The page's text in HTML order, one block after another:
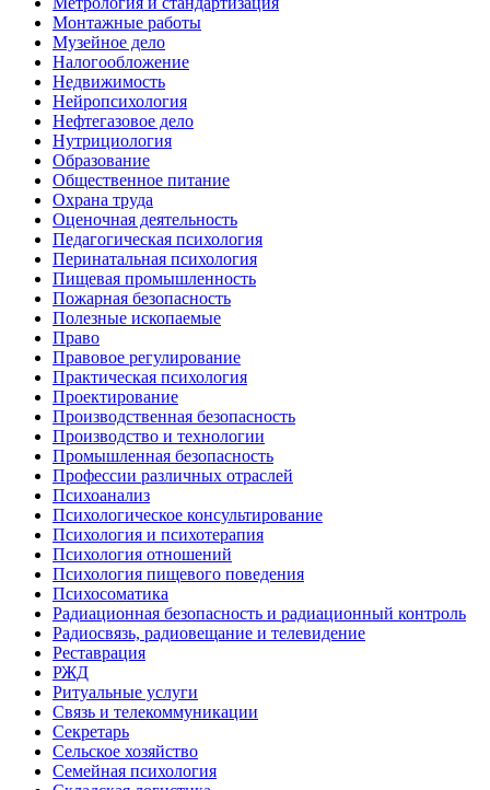
Монтажные работы
Музейное дело
Налогообложение
Недвижимость
Нейропсихология
Нефтегазовое дело
Нутрициология
Образование
Общественное питание
Охрана труда
Оценочная деятельность
Педагогическая психология
Перинатальная психология
Пищевая промышленность
Пожарная безопасность
Полезные ископаемые
Право
Правовое регулирование
Практическая психология
Проектирование
Производственная безопасность
Производство и технологии
Промышленная безопасность
Профессии различных отраслей
Психоанализ
Психологическое консультирование
Психология и психотерапия
Психология отношений
Психология пищевого поведения
Психосоматика
Радиационная безопасность и радиационный контроль
Радиосвязь, радиовещание и телевидение
Реставрация
РЖД
Ритуальные услуги
Связь и телекоммуникации
Секретарь
Сельское хозяйство
Семейная психология